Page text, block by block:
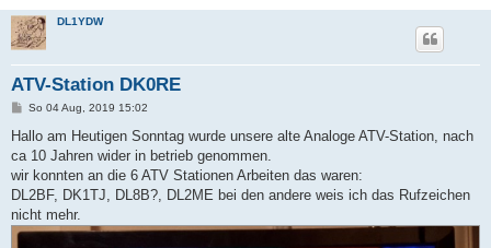
DL1YDW
ATV-Station DK0RE
B
i
r
a
So 04 Aug, 2019 15:02
Hallo am Heutigen Sonntag wurde unsere alte Analoge ATV-Station, nach
ca 10 Jahren wider in betrieb genommen.
wir konnten an die 6 ATV Stationen Arbeiten das waren:
DL2BF, DK1TJ, DL8B?, DL2ME bei den andere weis ich das Rufzeichen
nicht mehr.